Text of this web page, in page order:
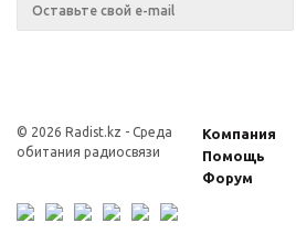
© 2026 Radist.kz - Среда
обитания радиосвязи
Компания
Помощь
Форум